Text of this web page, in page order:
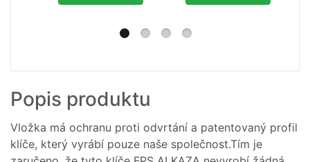
- 10
Klíč EVVA k vložce
FPS
206,- Kč 185,-
Popis produktu
Vložka má ochranu proti odvrtání a patentovaný profil
klíče, který vyrábí pouze naše společnost.Tím je